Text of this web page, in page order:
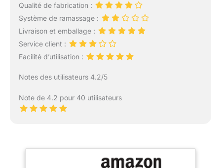
Qualité de fabrication :
Système de ramassage :
Livraison et emballage :
Service client :
Facilité d’utilisation :
Notes des utilisateurs 4.2/5
Note de 4.2 pour 40 utilisateurs